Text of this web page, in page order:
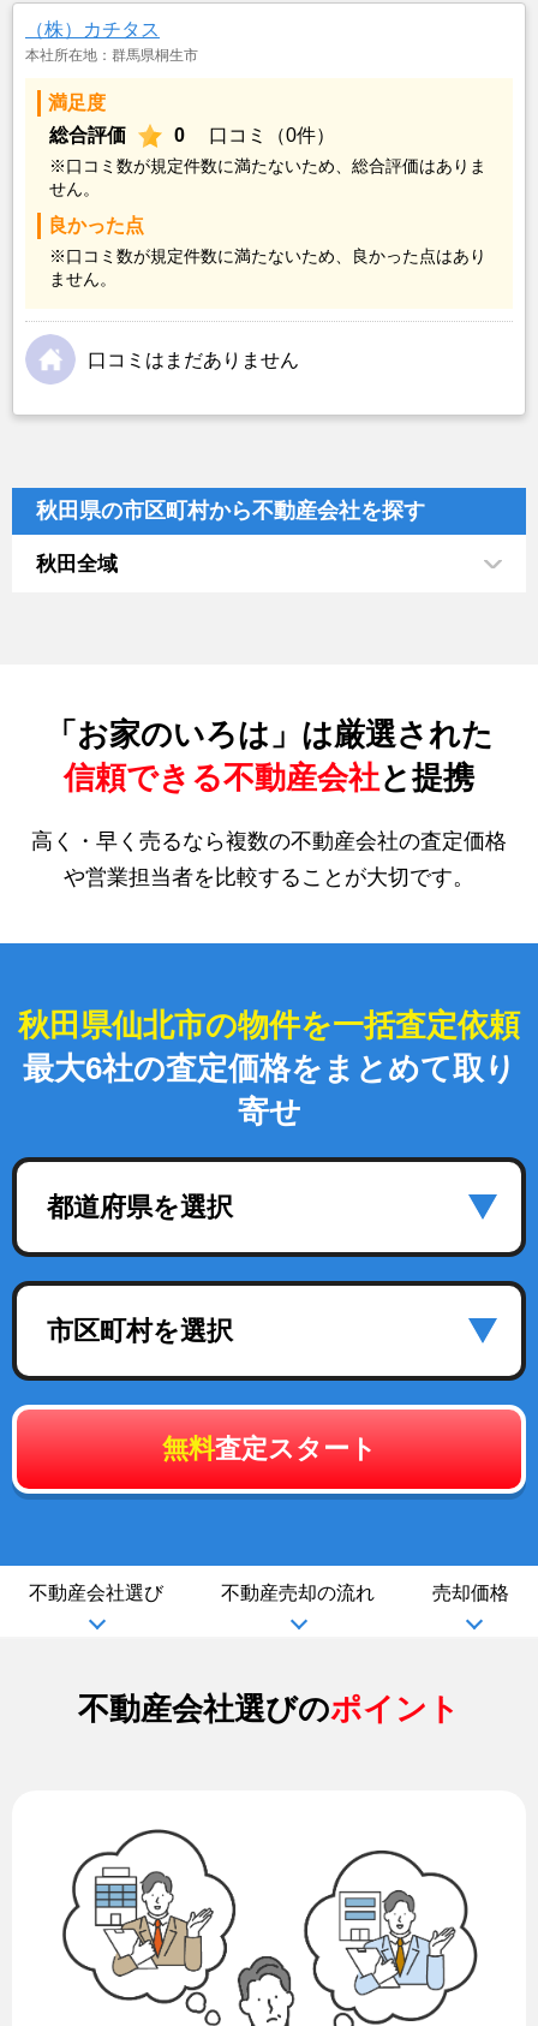
も空き家の状態で不動産を残しておけないと考えて売却
を決めた。
（株）カチタス
本社所在地：群馬県桐生市
満足度
総合評価
0 口コミ（0件）
※口コミ数が規定件数に満たないため、総合評価はありま
せん。
良かった点
※口コミ数が規定件数に満たないため、良かった点はあり
ません。
口コミはまだありません
秋田県の市区町村から不動産会社を探す
秋田全域
「お家のいろは」は厳選された
信頼できる不動産会社と提携
高く・早く売るなら複数の不動産会社の査定価格
や営業担当者を比較することが大切です。
秋田県仙北市の物件を一括査定依頼
最大6社の査定価格をまとめて取り
寄せ
都道府県を選択
市区町村を選択
無料査定スタート
不動産会社選び 不動産売却の流れ 売却価格
不動産会社選びのポイント